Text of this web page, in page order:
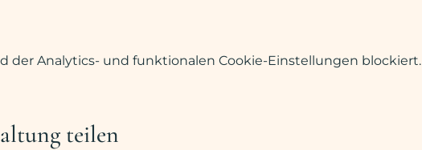
der Analytics- und funktionalen Cookie-Einstellungen blockiert.
teilen